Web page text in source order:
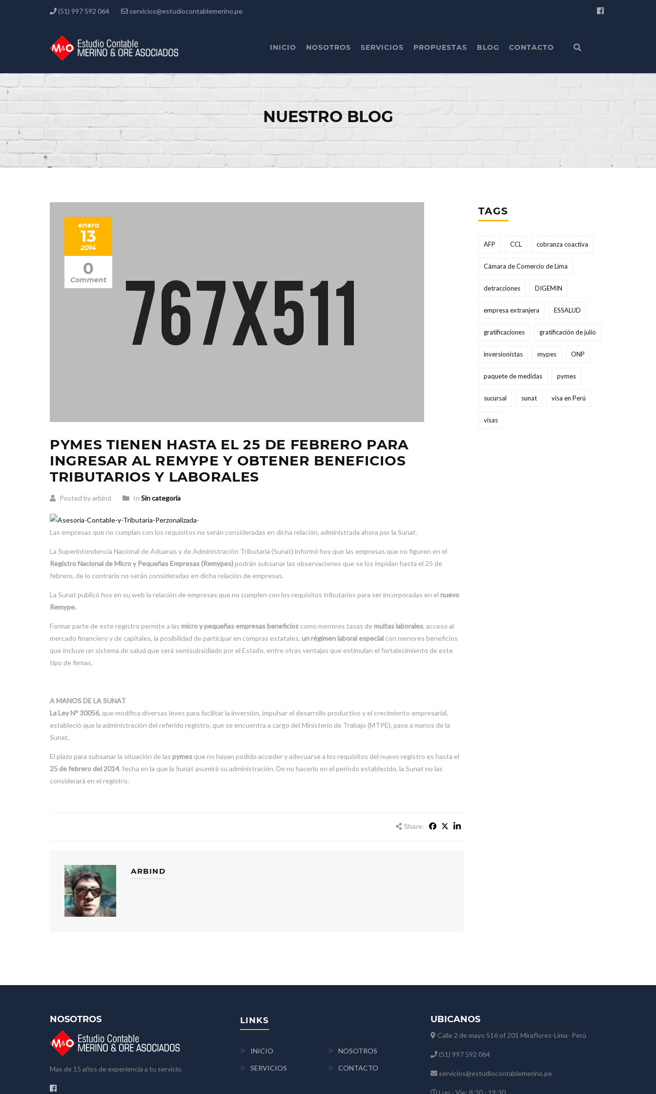
(51) 997 592 064 servicios@estudiocontablemerino.pe
INICIO NOSOTROS SERVICIOS PROPUESTAS BLOG CONTACTO
NUESTRO BLOG
enero
13
2014
0
Comment
PYMES TIENEN HASTA EL 25 DE FEBRERO PARA
INGRESAR AL REMYPE Y OBTENER BENEFICIOS
TRIBUTARIOS Y LABORALES
Posted by arbind In Sin categoría
Las empresas que no cumplan con los requisitos no serán consideradas en dicha relación, administrada ahora por la Sunat.
La Superintendencia Nacional de Aduanas y de Administración Tributaria (Sunat) informó hoy que las empresas que no figuren en el
Registro Nacional de Micro y Pequeñas Empresas (Remypes)podrán subsanar las observaciones que se los impidan hasta el 25 de
febrero, de lo contrario no serán consideradas en dicha relación de empresas.
La Sunat publicó hoy en su web la relación de empresas que no cumplen con los requisitos tributarios para ser incorporadas en el nuevo
Remype.
Formar parte de este registro permite a las micro y pequeñas empresas beneficios como menores tasas de multas laborales, acceso al
mercado financiero y de capitales, la posibilidad de participar en compras estatales, un régimen laboral especial con menores beneficios
que incluye un sistema de salud que será semisubsidiado por el Estado, entre otras ventajas que estimulan el fortalecimiento de este
tipo de firmas.
A MANOS DE LA SUNAT
La Ley N° 30056, que modifica diversas leyes para facilitar la inversión, impulsar el desarrollo productivo y el crecimiento empresarial,
estableció que la administración del referido registro, que se encuentra a cargo del Ministerio de Trabajo (MTPE), pase a manos de la
Sunat.
El plazo para subsanar la situación de las pymes que no hayan podido acceder y adecuarse a los requisitos del nuevo registro es hasta el
25 de febrero del 2014, fecha en la que la Sunat asumirá su administración. De no hacerlo en el periodo establecido, la Sunat no las
considerará en el registro.
Share:
ARBIND
TAGS
AFP CCL cobranza coactiva
Cámara de Comercio de Lima
detracciones DIGEMIN
empresa extranjera ESSALUD
gratificaciones gratificación de julio
inversionistas mypes ONP
paquete de medidas pymes
sucursal sunat visa en Perú
visas
NOSOTROS
Mas de 15 años de experiencia a tu servicio.
LINKS
INICIO NOSOTROS
SERVICIOS CONTACTO
UBICANOS
Calle 2 de mayo 516 of 201 Miraflores-Lima- Perú
(51) 997 592 064
servicios@estudiocontablemerino.pe